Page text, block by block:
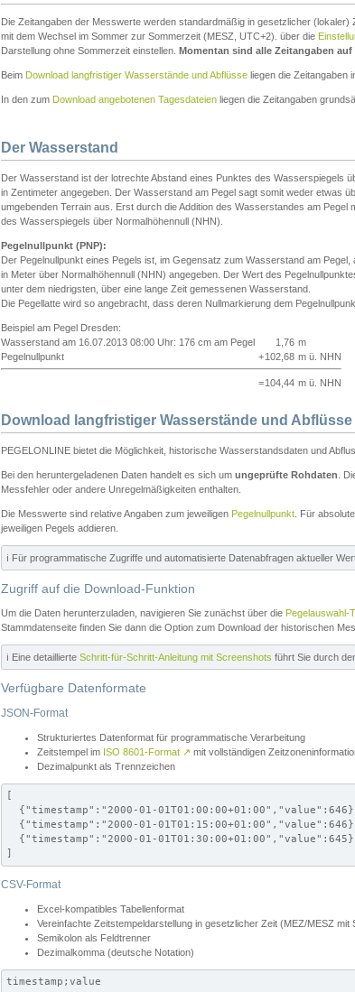
Die Zeitangaben der Messwerte werden standardmäßig in gesetzlicher
mit dem Wechsel im Sommer zur Sommerzeit (MESZ, UTC+2). über die
Darstellung ohne Sommerzeit einstellen. Momentan sind alle Zeitangaben
Beim Download langfristiger Wasserstände und Abflüsse liegen die Zeitangaben
In den zum Download angebotenen Tagesdateien liegen die Zeitangaben
Der Wasserstand
Der Wasserstand ist der lotrechte Abstand eines Punktes des Wasserspiegels
in Zentimeter angegeben. Der Wasserstand am Pegel sagt somit weder etwas
umgebenden Terrain aus. Erst durch die Addition des Wasserstandes am
des Wasserspiegels über Normalhöhennull (NHN).
Pegelnullpunkt (PNP):
Der Pegelnullpunkt eines Pegels ist, im Gegensatz zum Wasserstand am
in Meter über Normalhöhennull (NHN) angegeben. Der Wert des
unter dem niedrigsten, über eine lange Zeit gemessenen Wasserstand.
Die Pegellatte wird so angebracht, dass deren Nullmarkierung dem
Beispiel am Pegel Dresden:
Wasserstand am 16.07.2013 08:00 Uhr: 176 cm am Pegel
1,76 m
Pegelnullpunkt
+102,68 m ü. NHN
=104,44 m ü. NHN
Download langfristiger Wasserstände und Abflüsse
PEGELONLINE bietet die Möglichkeit, historische Wasserstandsdaten und
Bei den heruntergeladenen Daten handelt es sich um ungeprüfte Rohdaten .
Messfehler oder andere Unregelmäßigkeiten enthalten.
Die Messwerte sind relative Angaben zum jeweiligen Pegelnullpunkt . Für
jeweiligen Pegels addieren.
ℹ️ Für programmatische Zugriffe und automatisierte Datenabfragen aktueller
Zugriff auf die Download-Funktion
Um die Daten herunterzuladen, navigieren Sie zunächst über die Pegelauswahl-
Stammdatenseite finden Sie dann die Option zum Download der historischen
ℹ️ Eine detaillierte Schritt-für-Schritt-Anleitung mit Screenshots führt Sie durch
Verfügbare Datenformate
JSON-Format
Strukturiertes Datenformat für programmatische Verarbeitung
Zeitstempel im ISO 8601-Format ↗ mit vollständigen
Dezimalpunkt als Trennzeichen
[
{"timestamp":"2000-01-
{"timestamp":"2000-01-
  {"timestamp":"2000-01-01T01:30:00+01:00","value":645}
]
CSV-Format
Excel-kompatibles Tabellenformat
Vereinfachte Zeitstempeldarstellung in gesetzlicher Zeit (MEZ/MESZ mit
Semikolon als Feldtrenner
Dezimalkomma (deutsche Notation)
timestamp;value